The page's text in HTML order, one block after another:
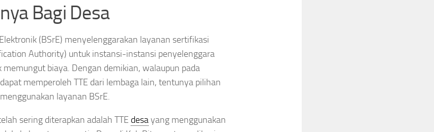
Bagi Desa
(BSrE) menyelenggarakan layanan sertifikasi
Authority) untuk instansi-instansi penyelenggara
memungut biaya. Dengan demikian, walaupun pada
dapat memperoleh TTE dari lembaga lain, tentunya pilihan
layanan BSrE.
sering diterapkan adalah TTE desayang menggunakan